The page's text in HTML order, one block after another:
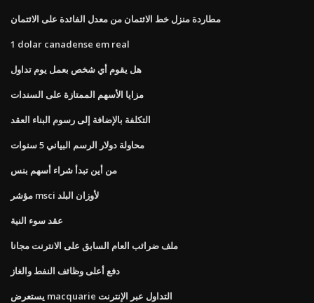
مطاردة منزل خط الائتمان من معدل الفائدة على الائتمان
1 dolar canadense em real
هل يقوم أي شخص بعمل يوم تداول
مزايا الأسهم الممتازة على السندات
التكلفة بالإضافة إلى رسوم البناء العقد
محاولة دولار الرسم البياني 5 سنوات
من أين تبدأ شراء أسهم بنس
مؤشر msci لأوزان البلد
عقد سوء النية
ملف ضرائب العام السابق على الانترنت مجانا
دفع أعلى وظائف النفط والغاز
يستعرض macquarie التداول عبر الإنترنت